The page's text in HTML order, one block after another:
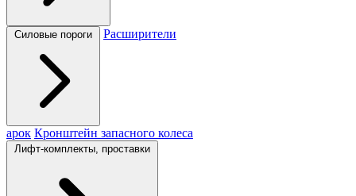
Силовые пороги Расширители
арок Кронштейн запасного колеса
Лифт-комплекты, проставки